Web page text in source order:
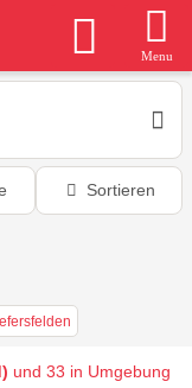
Menu
Sortieren
und 33 in Umgebung